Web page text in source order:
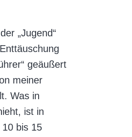
„Jugend“
geäußert
meiner
Was in
ist in
bis 15